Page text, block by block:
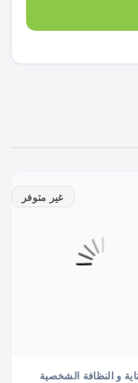
غير متوفر
و النظافة الشخصية